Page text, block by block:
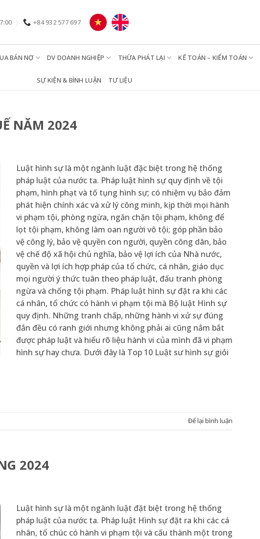
+84 932 577 697
BÁN NỢ DV DOANH NGHIỆP THỪA PHÁT LẠI KẾ TOÁN – KIỂM TOÁN
SỰ KIỆN & BÌNH LUẬN TƯ LIỆU
NĂM 2024
Luật hình sự là một ngành luật đặc biệt trong hệ thống
pháp luật của nước ta. Pháp luật hình sự quy định về tội
phạm, hình phạt và tố tụng hình sự; có nhiệm vụ bảo đảm
phát hiện chính xác và xử lý công minh, kịp thời mọi hành
vi phạm tội, phòng ngừa, ngăn chặn tội phạm, không để
lọt tội phạm, không làm oan người vô tội; góp phần bảo
vệ công lý, bảo vệ quyền con người, quyền công dân, bảo
vệ chế độ xã hội chủ nghĩa, bảo vệ lợi ích của Nhà nước,
quyền và lợi ích hợp pháp của tổ chức, cá nhân, giáo dục
mọi người ý thức tuân theo pháp luật, đấu tranh phòng
ngừa và chống tội phạm. Pháp luật hình sự đặt ra khi các
cá nhân, tổ chức có hành vi phạm tội mà Bộ luật Hình sự
quy định. Những tranh chấp, những hành vi xử sự đúng
đắn đều có ranh giới nhưng không phải ai cũng nắm bắt
được pháp luật và hiểu rõ liệu hành vi của mình đã vi phạm
hình sự hay chưa. Dưới đây là Top 10 Luật sư hình sự giỏi
Để lại bình luận
2024
Luật hình sự là một ngành luật đặt biệt trong hệ thống
pháp luật của nước ta. Pháp luật Hình sự đặt ra khi các cá
nhân, tổ chúc có hành vi phạm tội và cấu thành một trong